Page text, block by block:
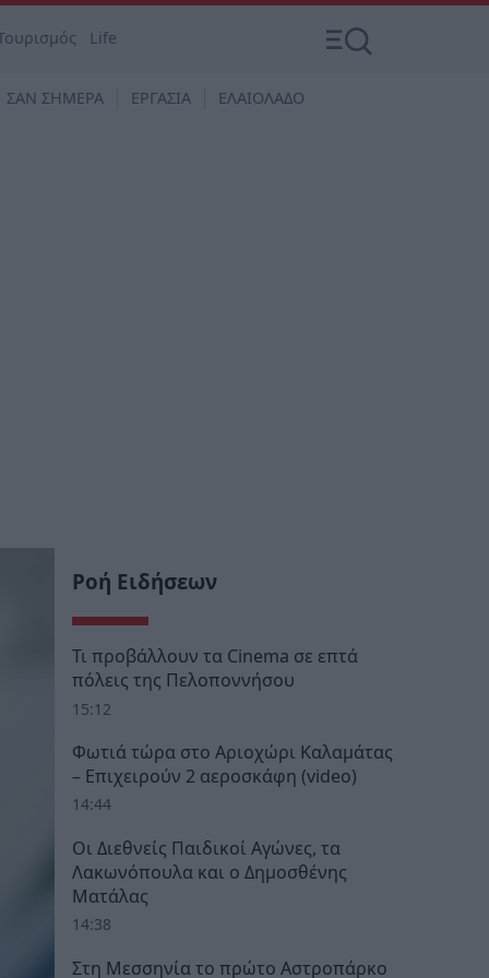
Life
ΣΑΝ ΣΗΜΕΡΑ ΕΡΓΑΣΙΑ ΕΛΑΙΟΛΑΔΟ
Ροή Ειδήσεων
Τι προβάλλουν τα Cinema σε επτά
πόλεις της Πελοποννήσου
15:12
Φωτιά τώρα στο Αριοχώρι Καλαμάτας
– Επιχειρούν 2 αεροσκάφη (video)
14:44
Οι Διεθνείς Παιδικοί Αγώνες, τα
Λακωνόπουλα και ο Δημοσθένης
Ματάλας
14:38
Στη Μεσσηνία το πρώτο Αστροπάρκο